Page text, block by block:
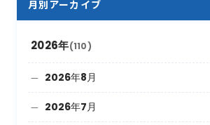
月別アーカイブ
2026年(110)
2026年8月
2026年7月